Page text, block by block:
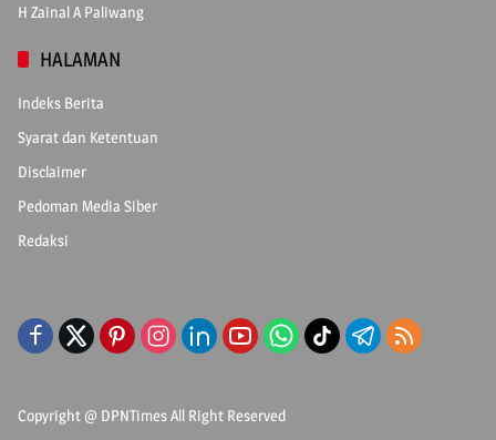
H Zainal A Paliwang
HALAMAN
Indeks Berita
Syarat dan Ketentuan
Disclaimer
Pedoman Media Siber
Redaksi
Copyright @ DPNTimesAll Right Reserved